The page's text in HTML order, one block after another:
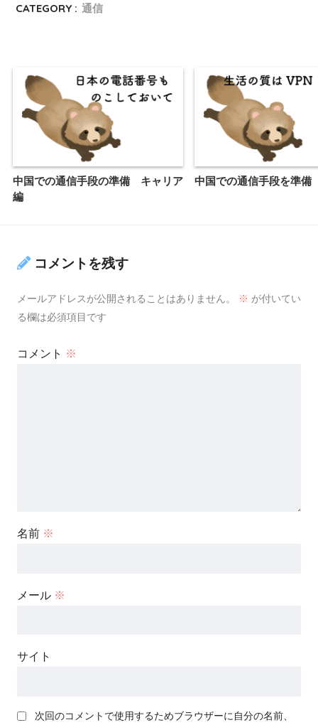
CATEGORY : 通信
中国での通信手段の準備 キャリア
編
中国での通信手段を準
コメントを残す
メールアドレスが公開されることはありません。 ※ が付いてい
る欄は必須項目です
コメント ※
名前 ※
メール ※
サイト
次回のコメントで使用するためブラウザーに自分の名前、